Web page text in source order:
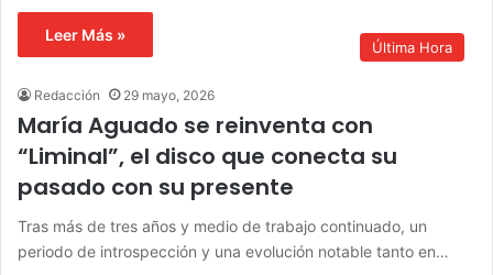
Leer Más »
Última Hora
Redacción 29 mayo, 2026
María Aguado se reinventa con
“Liminal”, el disco que conecta su
pasado con su presente
Tras más de tres años y medio de trabajo continuado, un
periodo de introspección y una evolución notable tanto en…